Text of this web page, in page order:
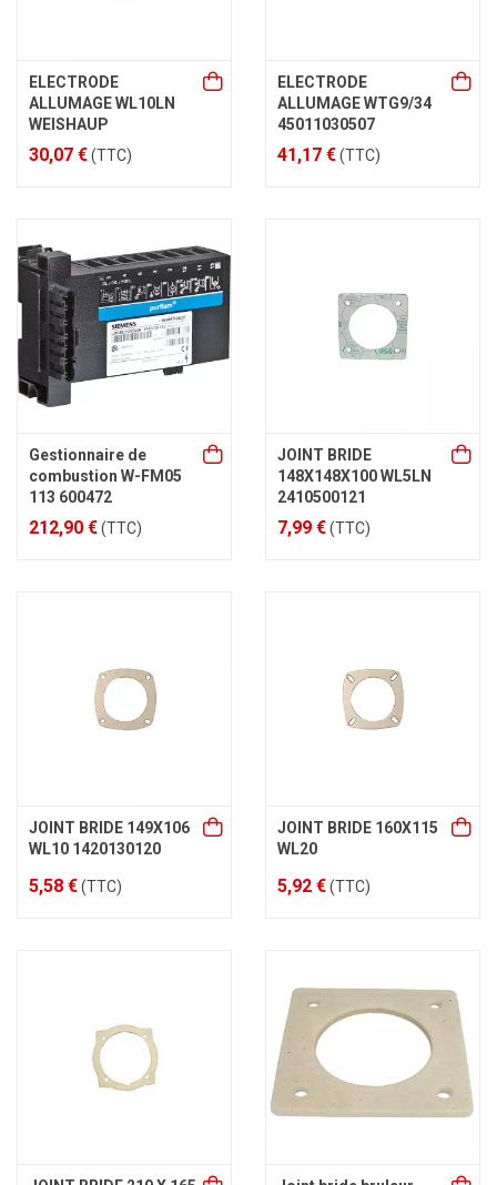
ELECTRODE
ALLUMAGE WL10LN
WEISHAUP
30,07 €(TTC)
ELECTRODE
ALLUMAGE WTG9/34
45011030507
41,17 €(TTC)
Gestionnaire de
combustion W-FM05
113 600472
212,90 €(TTC)
JOINT BRIDE
148X148X100 WL5LN
2410500121
7,99 €(TTC)
JOINT BRIDE 149X106
WL10 1420130120
5,58 €(TTC)
JOINT BRIDE 160X115
WL20
5,92 €(TTC)